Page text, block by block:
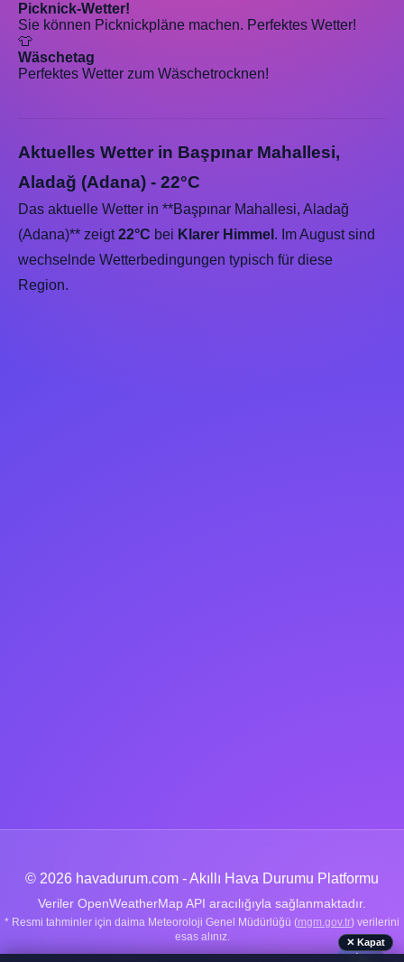
Picknick-Wetter!
Sie können Picknickpläne machen. Perfektes Wetter!
👕
Wäschetag
Perfektes Wetter zum Wäschetrocknen!
Aktuelles Wetter in Başpınar Mahallesi,
Aladağ (Adana) - 22°C
Das aktuelle Wetter in **Başpınar Mahallesi, Aladağ
(Adana)** zeigt22°C bei Klarer Himmel . Im August sind
wechselnde Wetterbedingungen typisch für diese
Region.
© 2026 havadurum.com - Akıllı Hava Durumu Platformu
Veriler OpenWeatherMap API aracılığıyla sağlanmaktadır.
* Resmi tahminler için daima Meteoroloji Genel Müdürlüğü (mgm.gov.tr) verilerini
esas alınız.
✕ Kapat